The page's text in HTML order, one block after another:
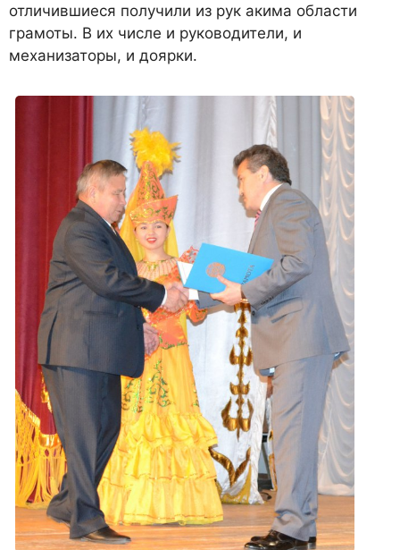
отличившиеся получили из рук акима области
грамоты. В их числе и руководители, и
механизаторы, и доярки.